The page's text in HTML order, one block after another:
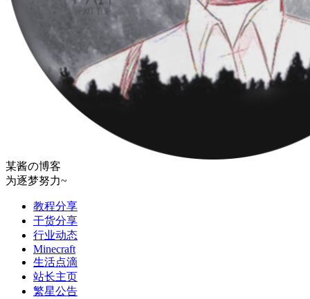
某酱の博客
为逐梦努力~
教程分享
干货分享
行业动态
Minecraft
生活点滴
站长主页
繁星公告